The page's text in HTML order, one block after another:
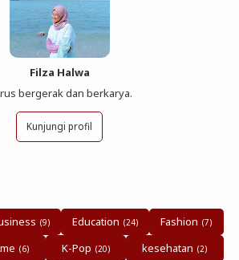
Filza Halwa
bergerak dan berkarya.
Kunjungi profil
Education
Fashion
K-Pop
kesehatan